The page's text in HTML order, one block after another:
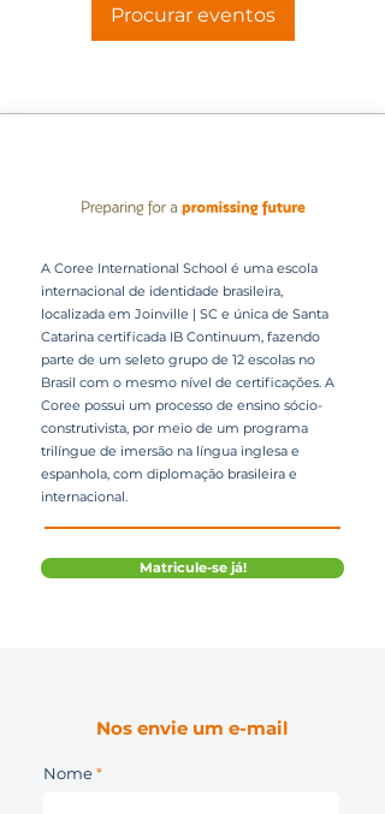
Procurar eventos
A Coree International School é uma escola
internacional de identidade brasileira,
localizada em Joinville | SC e única de Santa
Catarina certificada IB Continuum, fazendo
parte de um seleto grupo de 12 escolas no
Brasil com o mesmo nível de certificações. A
Coree possui um processo de ensino sócio-
construtivista, por meio de um programa
trilíngue de imersão na língua inglesa e
espanhola, com diplomação brasileira e
internacional.
Matricule-se já!
Nos envie um e-mail
Nome